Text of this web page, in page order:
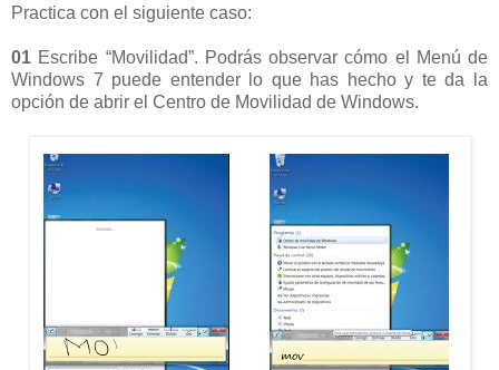
Practica con el siguiente caso:
01 Escribe “Movilidad”. Podrás observar cómo el Menú de
Windows 7 puede entender lo que has hecho y te da la
opción de abrir el Centro de Movilidad de Windows.